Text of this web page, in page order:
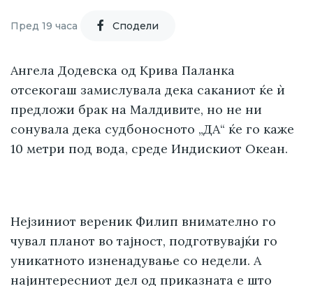
Пред 19 часа Cподели
Ангела Додевска од Крива Паланка
отсекогаш замислувала дека саканиот ќе ѝ
предложи брак на Малдивите, но не ни
сонувала дека судбоносното „ДА“ ќе го каже
10 метри под вода, среде Индискиот Океан.
Нејзиниот вереник Филип внимателно го
чувал планот во тајност, подготвувајќи го
уникатното изненадување со недели. А
најинтересниот дел од приказната е што